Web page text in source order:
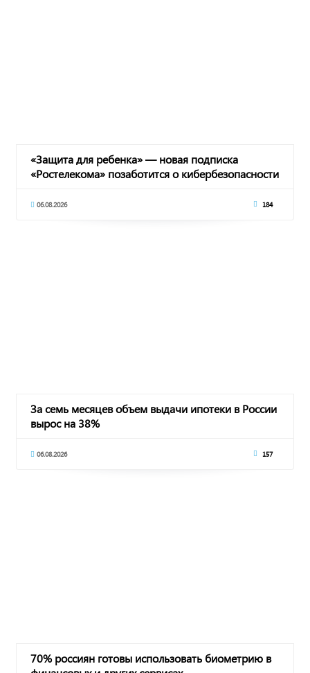
«Защита для ребенка» — новая подписка
«Ростелекома» позаботится о кибербезопасности
06.08.2026 184
За семь месяцев объем выдачи ипотеки в России
вырос на 38%
06.08.2026 157
70% россиян готовы использовать биометрию в